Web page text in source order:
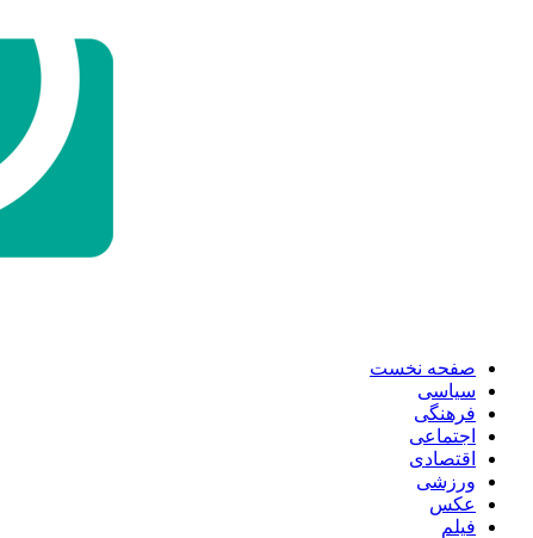
صفحه نخست
سیاسی
فرهنگی
اجتماعی
اقتصادی
ورزشی
عکس
فیلم